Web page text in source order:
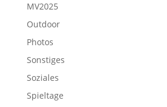
MV2025
Outdoor
Photos
Sonstiges
Soziales
Spieltage